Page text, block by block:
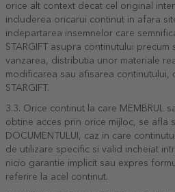
orice alt context decat cel original
includerea oricarui continut in afara
indepartarea insemnelor care
STARGIFT asupra continutului
vanzarea, distributia unor materiale
modificarea sau afisarea continutului,
STARGIFT.
3.3. Orice continut la care MEMBRUL
obtine acces prin orice mijloc, se afla
DOCUMENTULUI, caz in care
de utilizare specific si valid incheiat
nicio garantie implicit sau expres
referire la acel continut.